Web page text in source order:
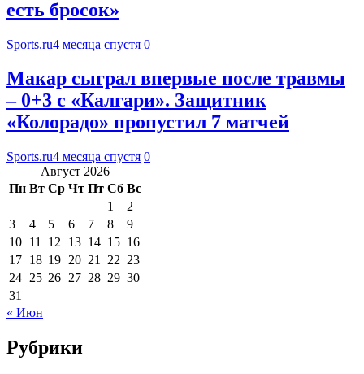
есть бросок»
Sports.ru4 месяца спустя 0
Макар сыграл впервые после травмы
– 0+3 с «Калгари». Защитник
«Колорадо» пропустил 7 матчей
Sports.ru4 месяца спустя 0
Август 2026
Пн Вт Ср Чт Пт Сб Вс
1
2
3
4 5 6 7 8
9
10 11 12 13 14 15 16
17 18 19 20 21 22 23
24 25 26 27 28 29 30
31
« Июн
Рубрики